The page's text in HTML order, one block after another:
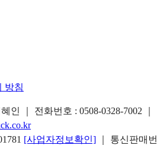
방침
인 ｜ 전화번호 : 0508-0328-7002
[사업자정보확인]
｜ 통신판매번